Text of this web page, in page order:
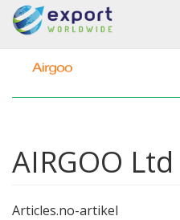
AIRGOO Ltd
Articles.no-artikel